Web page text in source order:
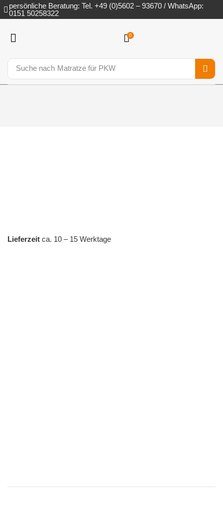
persönliche Beratung: Tel. +49 (0)5602 – 93670 / WhatsApp:
0151 50258322
0
Suche nach Matratze für PKW
Lieferzeit ca. 10 – 15 Werktage